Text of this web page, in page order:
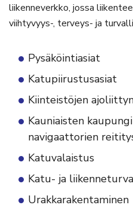
liikenneverkko, jossa
viihtyvyys-, terveys- ja
Pysäköintiasiat
Katupiirustusasiat
Kiinteistöjen
Kauniaisten
navigaattorien
Katuvalaistus
Katu- ja
Urakkarakentaminen